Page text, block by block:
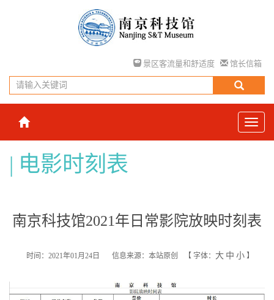
景区客流量和舒适度 馆长信箱
电影时刻表
南京科技馆2021年日常影院放映时刻表
时间：2021年01月24日 信息来源：本站原创 【 字体： 大 中 小 】